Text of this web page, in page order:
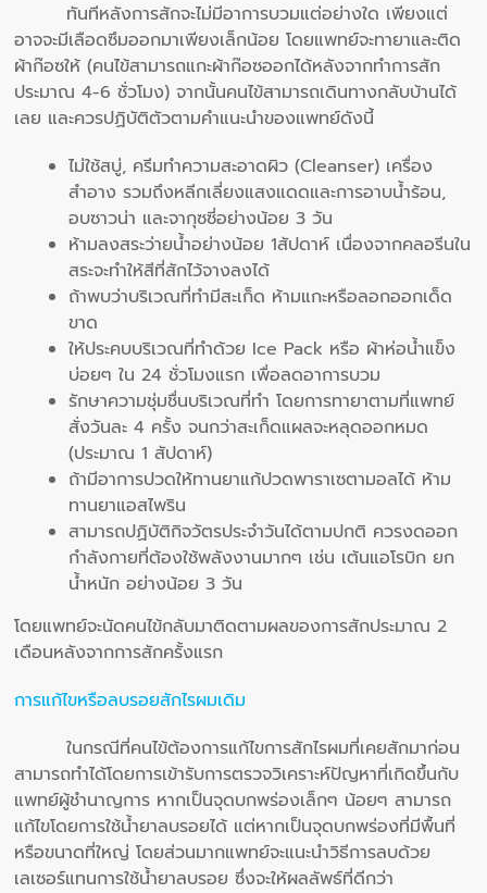
ทันทีหลังการสักจะไม่มีอาการบวมแต่อย่างใด เพียงแต่
อาจจะมีเลือดซึมออกมาเพียงเล็กน้อย โดยแพทย์จะทายาและติด
ผ้าก๊อซให้ (คนไข้สามารถแกะผ้าก๊อซออกได้หลังจากทำการสัก
ประมาณ 4-6 ชั่วโมง) จากนั้นคนไข้สามารถเดินทางกลับบ้านได้
เลย และควรปฏิบัติตัวตามคำแนะนำของแพทย์ดังนี้
ไม่ใช้สบู่, ครีมทำความสะอาดผิว (Cleanser) เครื่อง
สำอาง รวมถึงหลีกเลี่ยงแสงแดดและการอาบน้ำร้อน,
อบซาวน่า และจากุซซี่อย่างน้อย 3 วัน
ห้ามลงสระว่ายน้ำอย่างน้อย 1สัปดาห์ เนื่องจากคลอรีนใน
สระจะทำให้สีที่สักไว้จางลงได้
ถ้าพบว่าบริเวณที่ทำมีสะเก็ด ห้ามแกะหรือลอกออกเด็ด
ขาด
ให้ประคบบริเวณที่ทำด้วย Ice Pack หรือ ผ้าห่อน้ำแข็ง
บ่อยๆ ใน 24 ชั่วโมงแรก เพื่อลดอาการบวม
รักษาความชุ่มชื่นบริเวณที่ทำ โดยการทายาตามที่แพทย์
สั่งวันละ 4 ครั้ง จนกว่าสะเก็ดแผลจะหลุดออกหมด
(ประมาณ 1 สัปดาห์)
ถ้ามีอาการปวดให้ทานยาแก้ปวดพาราเซตามอลได้ ห้าม
ทานยาแอสไพริน
สามารถปฏิบัติกิจวัตรประจำวันได้ตามปกติ ควรงดออก
กำลังกายที่ต้องใช้พลังงานมากๆ เช่น เต้นแอโรบิก ยก
น้ำหนัก อย่างน้อย 3 วัน
โดยแพทย์จะนัดคนไข้กลับมาติดตามผลของการสักประมาณ 2
เดือนหลังจากการสักครั้งแรก
การแก้ไขหรือลบรอยสักไรผมเดิม
ในกรณีที่คนไข้ต้องการแก้ไขการสักไรผมที่เคยสักมาก่อน
สามารถทำได้โดยการเข้ารับการตรวจวิเคราะห์ปัญหาที่เกิดขึ้นกับ
แพทย์ผู้ชำนาญการ หากเป็นจุดบกพร่องเล็กๆ น้อยๆ สามารถ
แก้ไขโดยการใช้น้ำยาลบรอยได้ แต่หากเป็นจุดบกพร่องที่มีพื้นที่
หรือขนาดที่ใหญ่ โดยส่วนมากแพทย์จะแนะนำวิธีการลบด้วย
เลเซอร์แทนการใช้น้ำยาลบรอย ซึ่งจะให้ผลลัพธ์ที่ดีกว่า